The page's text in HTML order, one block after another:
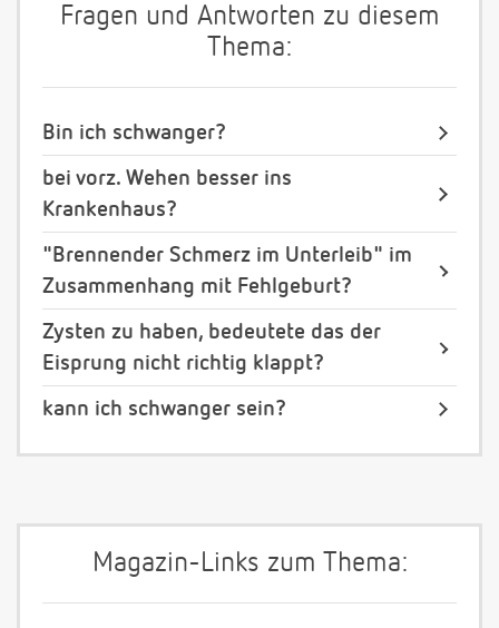
Fragen und Antworten zu diesem
Thema:
Bin ich schwanger?
bei vorz. Wehen besser ins
Krankenhaus?
"Brennender Schmerz im Unterleib" im
Zusammenhang mit Fehlgeburt?
Zysten zu haben, bedeutete das der
Eisprung nicht richtig klappt?
kann ich schwanger sein?
Magazin-Links zum Thema: